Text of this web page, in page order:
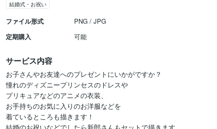
結婚式・お祝い
ファイル形式
PNG / JPG
定期購入
可能
サービス内容
お子さんやお友達へのプレゼントにいかがですか？
憧れのディズニープリンセスのドレスや
プリキュアなどのアニメの衣装、
お手持ちのお気に入りのお洋服などを
着ているところも描きます！